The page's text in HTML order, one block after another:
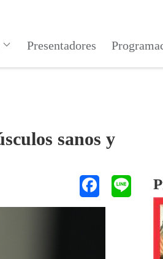
Presentadores
sanos y